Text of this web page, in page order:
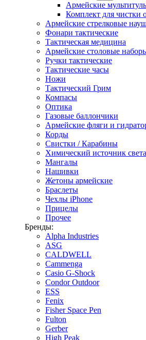
Армейские
Комплект для чистки
Армейские стрелковые
Фонари тактические
Тактическая медицина
Армейские столовые
Ручки тактические
Тактические часы
Ножи
Тактический Грим
Компасы
Оптика
Газовые баллончики
Армейские фляги и
Корды
Свистки / Карабины
Химический источник света
Мангалы
Нашивки
Жетоны армейские
Браслеты
Чехлы iPhone
Прицелы
Прочее
Бренды:
Alpha Industries
ASG
CALDWELL
Cammenga
Casio G-Shock
Condor Outdoor
ESS
Fenix
Fisher Space Pen
Fulton
Gerber
High Peak